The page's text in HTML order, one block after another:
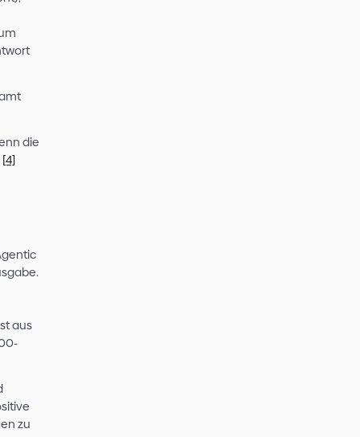
werden. So fühlt sich das
gratis Versionen aus 2023.
Kosten bei KI-Modellen
und Ausgaben verarbeiten und
dabei etwa 0,75
von Text/Bild/Dokument),
werden.
Ausgabe kosten wiederum
Tokens, also die Antwort